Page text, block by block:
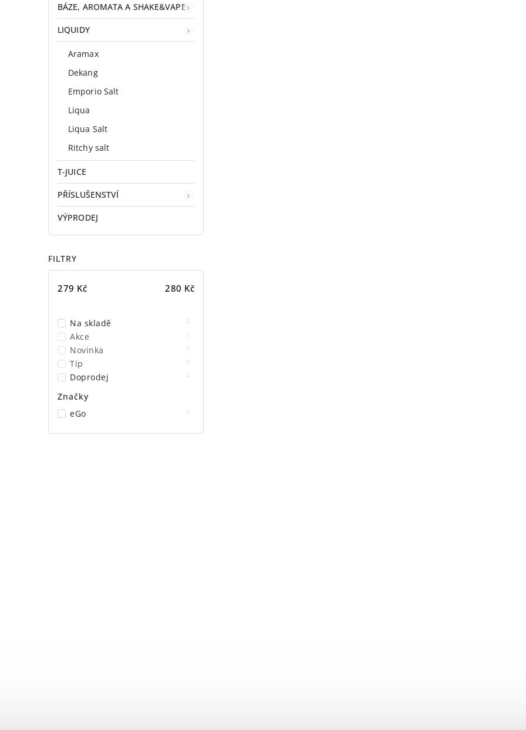
BÁZE, AROMATA A SHAKE&VAPE
LIQUIDY
Aramax
Dekang
Emporio Salt
Liqua
Liqua Salt
Ritchy salt
T-JUICE
PŘÍSLUŠENSTVÍ
VÝPRODEJ
FILTRY
279 Kč 280 Kč
Na skladě 2
Akce 0
Novinka 0
Tip 0
Doprodej 2
Značky
eGo
2